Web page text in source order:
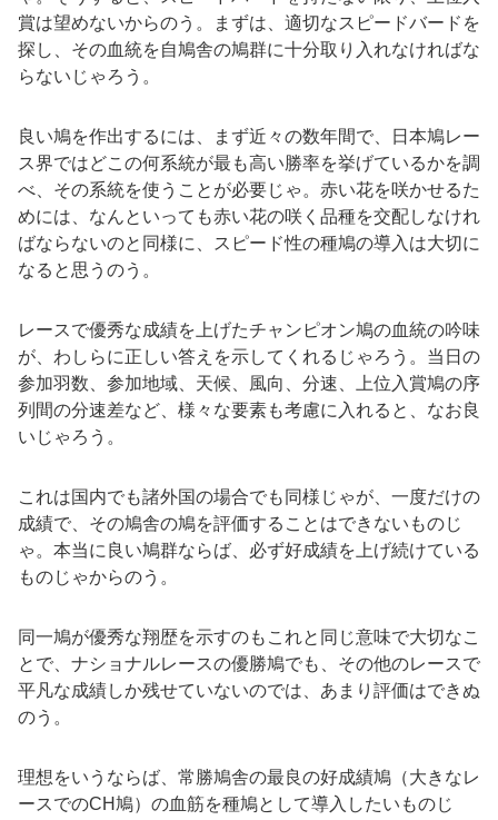
賞は望めないからのう。まずは、適切なスピードバードを
探し、その血統を自鳩舎の鳩群に十分取り入れなければな
らないじゃろう。
良い鳩を作出するには、まず近々の数年間で、日本鳩レー
ス界ではどこの何系統が最も高い勝率を挙げているかを調
べ、その系統を使うことが必要じゃ。赤い花を咲かせるた
めには、なんといっても赤い花の咲く品種を交配しなけれ
ばならないのと同様に、スピード性の種鳩の導入は大切に
なると思うのう。
レースで優秀な成績を上げたチャンピオン鳩の血統の吟味
が、わしらに正しい答えを示してくれるじゃろう。当日の
参加羽数、参加地域、天候、風向、分速、上位入賞鳩の序
列間の分速差など、様々な要素も考慮に入れると、なお良
いじゃろう。
これは国内でも諸外国の場合でも同様じゃが、一度だけの
成績で、その鳩舎の鳩を評価することはできないものじ
ゃ。本当に良い鳩群ならば、必ず好成績を上げ続けている
ものじゃからのう。
同一鳩が優秀な翔歴を示すのもこれと同じ意味で大切なこ
とで、ナショナルレースの優勝鳩でも、その他のレースで
平凡な成績しか残せていないのでは、あまり評価はできぬ
のう。
理想をいうならば、常勝鳩舎の最良の好成績鳩（大きなレ
ースでのCH鳩）の血筋を種鳩として導入したいものじ